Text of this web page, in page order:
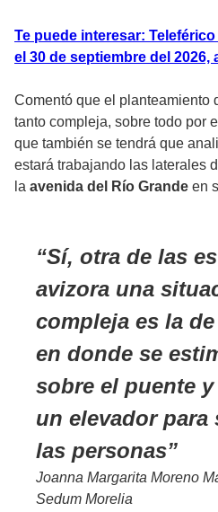
Te puede interesar:
el 30 de septiembre del
Comentó que el planteamiento
tanto compleja, sobre todo por el
que también se tendrá que
estará trabajando las laterales
la avenida del Río Grande en
Sí, otra de las
avizora una
compleja es la
en donde se
sobre el puente
un elevador para
las personas
Joanna Margarita Moreno
Sedum Morelia